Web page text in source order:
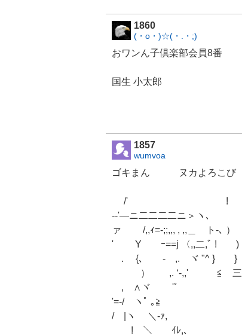
1860
(・o・)☆(・.・;)
おワンん子倶楽部会員8番
国生 小太郎
1857
wumvoa
ゴキまん ヌカよろ
/' !
-‐'―ニ二二二二
ァ /,,ｨ=-;;,,,
' Y ｰ==j
ゝ. {､ - ,. ヾ "^ } }
） ,. ‘-,,' ≦
ゞ, ∧ヾ ゝ'ﾟ ≦
'=-/ ヽﾟ ｡≧ 三
/ |ヽ ＼-ｧ,
! ＼ ｲﾚ,､